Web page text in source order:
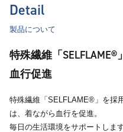
Detail
製品について
特殊繊維「SELFLAME®︎
血行促進
特殊繊維「SELFLAME®︎」を採
は、着ながら血行を促進。
毎日の生活環境をサポートします